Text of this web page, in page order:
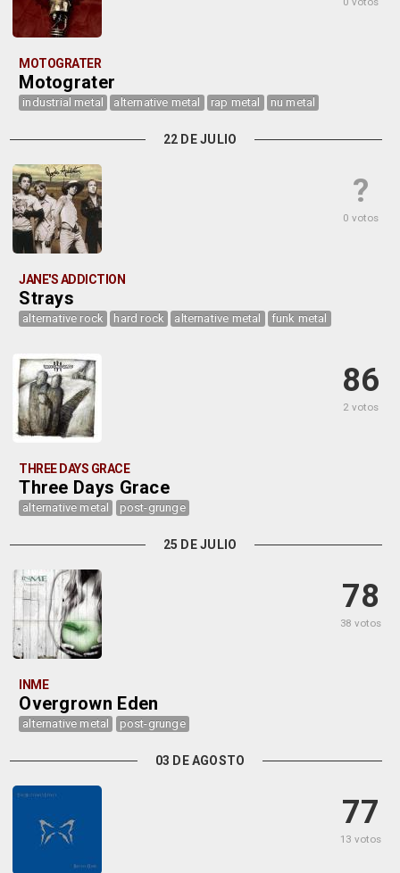
MOTOGRATER
Motograter
industrial metal alternative metal rap metal nu metal
22 DE JULIO
?
0 votos
JANE'S ADDICTION
Strays
alternative rock hard rock alternative metal funk metal
86
2 votos
THREE DAYS GRACE
Three Days Grace
alternative metal post-grunge
25 DE JULIO
78
38 votos
INME
Overgrown Eden
alternative metal post-grunge
03 DE AGOSTO
77
13 votos